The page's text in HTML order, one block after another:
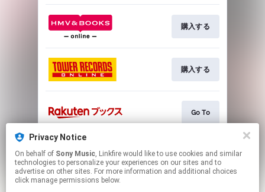
Privacy Notice
On behalf of Sony Music, Linkfire would like to use cookies and similar
technologies to personalize your experiences on our sites and to
advertise on other sites. For more information and additional choices
click manage permissions below.
購入する
購入する
Go To
購入する